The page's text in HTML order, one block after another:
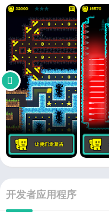
开发者应用程序